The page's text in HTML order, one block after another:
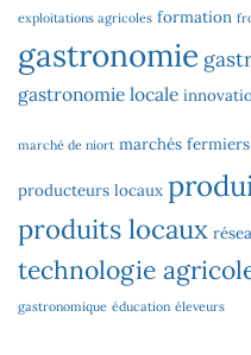
exploitations agricoles formation
gastronomie
gastronomie locale
marché de niort marchés fermiers
producteurs locaux
produits locaux
technologie
gastronomique éducation éleveurs